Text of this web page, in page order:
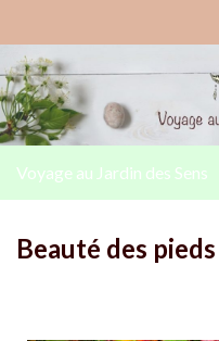
Voyage au Jardin des Sens
Beauté des pieds